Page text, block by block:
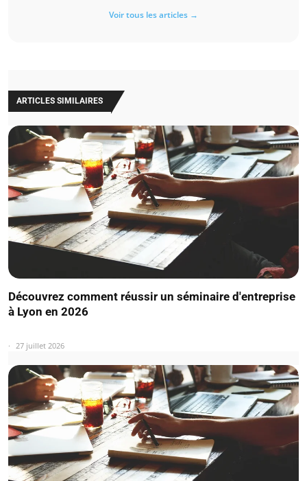
Voir tous les articles →
ARTICLES SIMILAIRES
Découvrez comment réussir un séminaire d'entreprise
à Lyon en 2026
27 juillet 2026